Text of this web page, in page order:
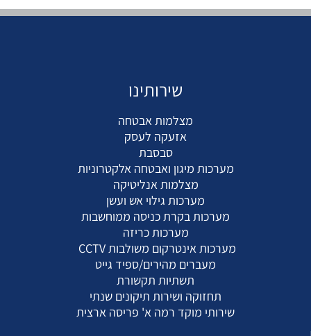
שירותינו
מצלמות אבטחה
אזעקה לעסק
סבסבת
מערכות מיגון ואבטחה אלקטרוניות
מצלמות אנליטיקה
מערכות גילוי אש ועשן
מערכות בקרת כניסה ממוחשבות
מערכות כריזה
מערכות אינטרקום משולבות CCTV
מעברים מהירים/ספיד גייט
תשתיות תקשורת
תחזוקה ושירות תיקונים שנתי
שירותי מוקד רמה א' פריסה ארצית